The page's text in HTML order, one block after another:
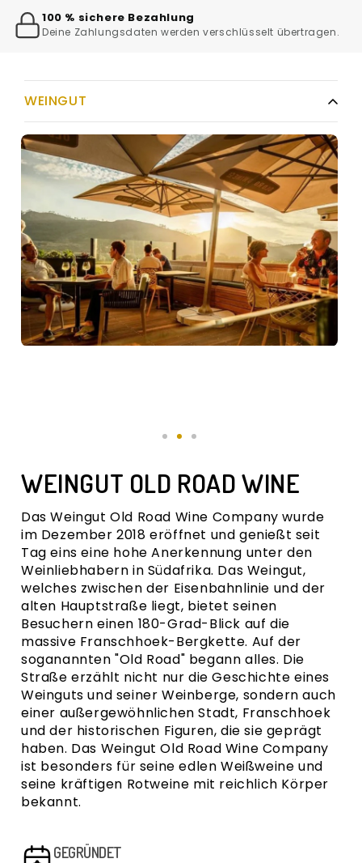
100 % sichere Bezahlung
Deine Zahlungsdaten werden verschlüsselt übertragen.
WEINGUT
VERKOSTUNGSNOTIZ
REBSORTE
FAKTENBLATT
BEWERTUNGEN
VERSANDKOSTEN
WEINGUT OLD ROAD WINE
Das Weingut Old Road Wine Company wurde
im Dezember 2018 eröffnet und genießt seit
Tag eins eine hohe Anerkennung unter den
Weinliebhabern in Südafrika. Das Weingut,
welches zwischen der Eisenbahnlinie und der
alten Hauptstraße liegt, bietet seinen
Besuchern einen 180-Grad-Blick auf die
massive Franschhoek-Bergkette. Auf der
soganannten "Old Road" begann alles. Die
Straße erzählt nicht nur die Geschichte eines
Weinguts und seiner Weinberge, sondern auch
einer außergewöhnlichen Stadt, Franschhoek
und der historischen Figuren, die sie geprägt
haben. Das Weingut Old Road Wine Company
ist besonders für seine edlen Weißweine und
seine kräftigen Rotweine mit reichlich Körper
bekannt.
GEGRÜNDET